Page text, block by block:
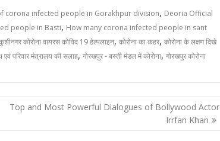
corona infected people in Gorakhpur division, Deoria Official
people in Basti, How many corona infected people in sant
कोरोना वायरस कोविद 19 हेल्पलाइन, कोरोना का कहर, कोरोना के लक्षण दिखे
परिवार मंत्रालय की सलाह, गोरखपुर - बस्‍ती मंडल में कोरोना, गोरखपुर कोरोना
Top and Most Powerful Dialogues of Bollywood Actor
Irrfan Khan